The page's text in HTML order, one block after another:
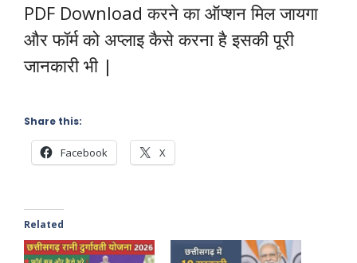
PDF Download करने का ऑप्शन मिल जायगा
और फॉर्म को अप्लाइ कैसे करना है इसकी पूरी
जानकारी भी |
Share this:
Facebook X
Related